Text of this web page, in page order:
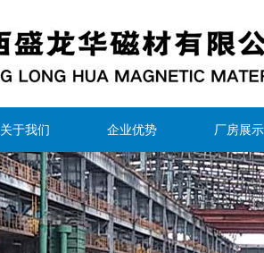
关于我们 企业优势 厂房展示